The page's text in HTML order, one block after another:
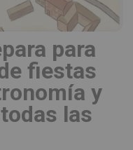
para
fiestas
y
las